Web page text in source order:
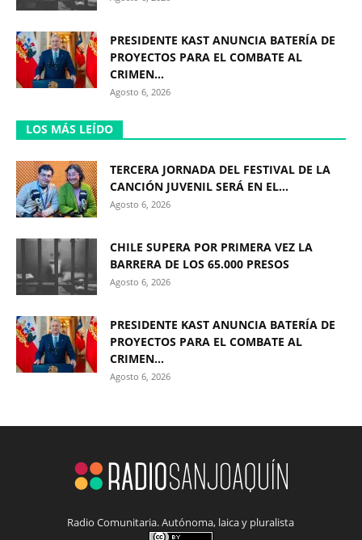
PRESIDENTE KAST ANUNCIA BATERÍA DE
PROYECTOS PARA EL COMBATE AL
CRIMEN...
Agosto 6, 2026
LOS MÁS LEÍDO
TERCERA JORNADA DEL FESTIVAL DE LA
CANCIÓN JUVENIL SERÁ EN EL...
Agosto 6, 2026
CHILE SUPERA POR PRIMERA VEZ LA
BARRERA DE LOS 65.000 PRESOS
Agosto 6, 2026
PRESIDENTE KAST ANUNCIA BATERÍA DE
PROYECTOS PARA EL COMBATE AL
CRIMEN...
Agosto 6, 2026
Radio Comunitaria. Autónoma, laica y pluralista